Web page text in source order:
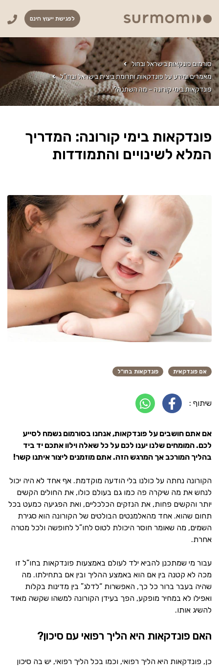
לפגישת ייעוץ חינם
סורמום פונקאות בישראל ובחול
מאמרים ומידע על פונדקאות ותרומת ביצית בישראל ובחו"ל
פונדקאות בימי קורונה – מה השתנה?
פונדקאות בימי קורונה: המדריך
המלא לשינויים והתמודדות
אם פונדקאית פונדקאות בחו"ל
שיתוף :
אם אתם חושבים על פונדקאות,אנחנו בסורמום נשמח לסייע
לכם. המומחים שלנו יענו לכם על כל שאלה וילוו אתכם יד ביד
בהליך המורכב אך המרגש הזה. אתם מוזמנים ליצור איתנו קשר!
הקורונה נחתה על כולנו בלי הודעה מוקדמת. אף אחד לא היה יכול
לנחש את מה שיקרה פה כמו גם בעולם כולו, את החולים הקשים
יותר והקשים פחות, את הנזקים הכלכליים, ואת הפגיעה כמעט בכל
תחום שהוא. אחד מהאלמנטים הבולטים של הקורונה הוא סגירת
השמים, מה שאומר חוסר היכולת לטוס לחו”ל לחופשה ולכל מטרה
אחרת.
עבור מי שמתכנן להביא ילד לעולם באמצעות פונדקאות בחו”ל זו
מכה לא קטנה בין אם הוא באמצע ההליך ובין אם בתחילתו. מה
שהיה בעבר ברור כל כך, האפשרות “לדלג” בין מדינות בקלות
ואפילו לא במחיר מופקע, הפך בעידן הקורונה למשהו שקשה מאוד
להשיג אותו.
האם פונדקאות היא הליך רפואי עם סיכון?
כן, פונדקאות היא הליך רפואי, וכמו בכל הליך רפואי, יש בה סיכון